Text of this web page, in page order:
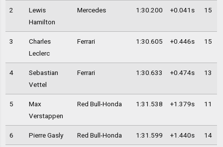
2
Lewis
Hamilton
Mercedes 1:30.200 +0.041s 15
3
Charles
Leclerc
Ferrari 1:30.605 +0.446s 15
4
Sebastian
Vettel
Ferrari 1:30.633 +0.474s 13
5
Max
Verstappen
Red Bull-Honda 1:31.538 +1.379s 11
6 Pierre Gasly Red Bull-Honda 1:31.599 +1.440s 14